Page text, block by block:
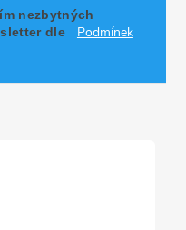
nezbytných
dle
Podmínek